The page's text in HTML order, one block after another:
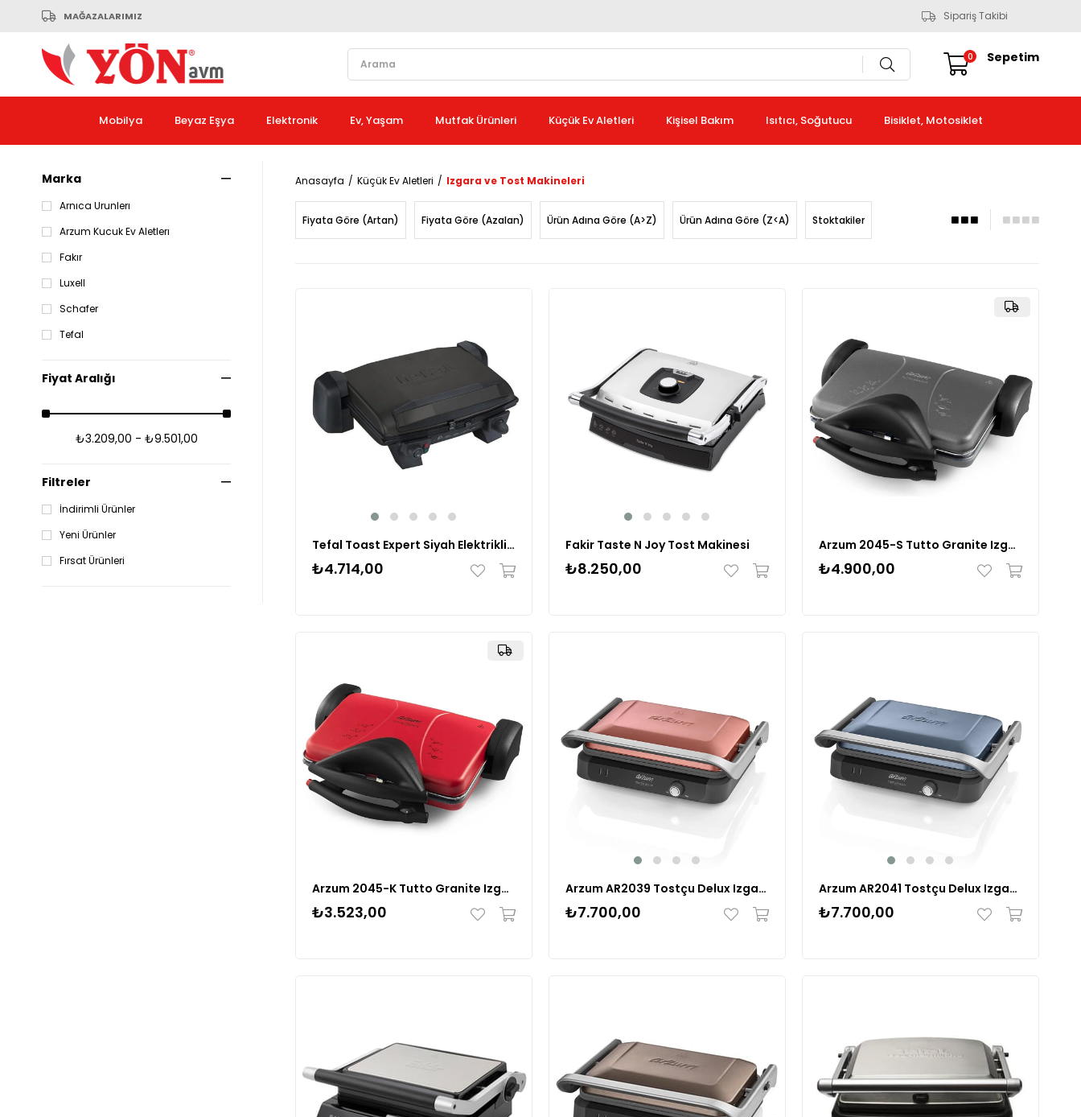
MAĞAZALARIMIZ Sipariş Takibi
Sepetim
0
Mobilya Beyaz Eşya Elektronik Ev, Yaşam Mutfak Ürünleri Küçük Ev Aletleri Kişisel Bakım Isıtıcı, Soğutucu Bisiklet, Motosiklet
Marka
Arnıca Urunlerı
Arzum Kucuk Ev Aletlerı
Fakır
Luxell
Schafer
Tefal
Fiyat Aralığı
₺3.209,00 - ₺9.501,00
Filtreler
İndirimli Ürünler
Yeni Ürünler
Fırsat Ürünleri
Anasayfa Küçük Ev Aletleri Izgara ve Tost Makineleri
Fiyata Göre (Artan) Fiyata Göre (Azalan) Ürün Adına Göre (A>Z) Ürün Adına Göre (Z<A) Stoktakiler
Tefal Toast Expert Siyah Elektrikli Izgara ve Tost Makinesi - Siyah
₺4.714,00
Fakir Taste N Joy Tost Makinesi
₺8.250,00
Arzum 2045-S Tutto Granite Izgara Ve Tost Makinesi
₺4.900,00
Arzum 2045-K Tutto Granite Izgara Ve Tost Makinesi Kırmızı
₺3.523,00
Arzum AR2039 Tostçu Delux Izgara ve Tost Makinesi - Gün Batımı
₺7.700,00
Arzum AR2041 Tostçu Delux Izgara ve Tost Makinesi
₺7.700,00